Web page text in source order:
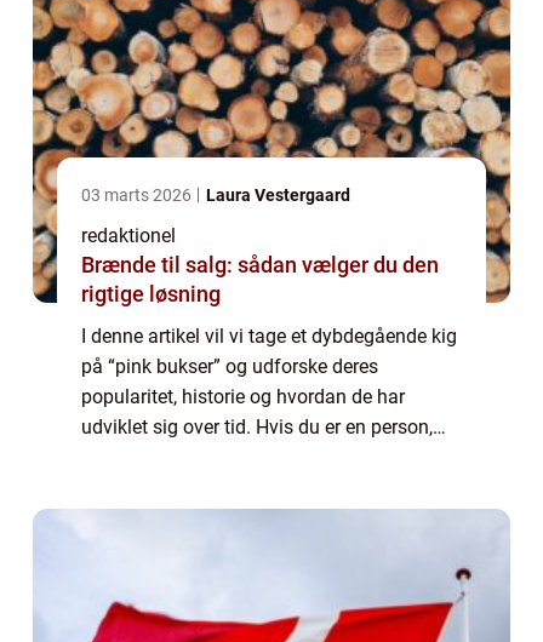
03 marts 2026 Laura Vestergaard
redaktionel
Brænde til salg: sådan vælger du den
rigtige løsning
I denne artikel vil vi tage et dybdegående kig
på “pink bukser” og udforske deres
popularitet, historie og hvordan de har
udviklet sig over tid. Hvis du er en person,